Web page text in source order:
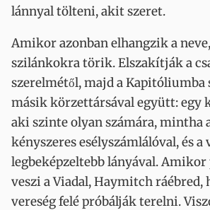
lánnyal tölteni, akit szeret.
Amikor azonban elhangzik a
szilánkokra törik. Elszakítják a
szerelmétől, majd a
másik körzettársával együtt: egy
aki szinte olyan számára, mintha
kényszeres esélyszámlálóval, és a
legbeképzeltebb lányával.
veszi a Viadal, Haymitch ráébred,
vereség felé próbálják terelni.